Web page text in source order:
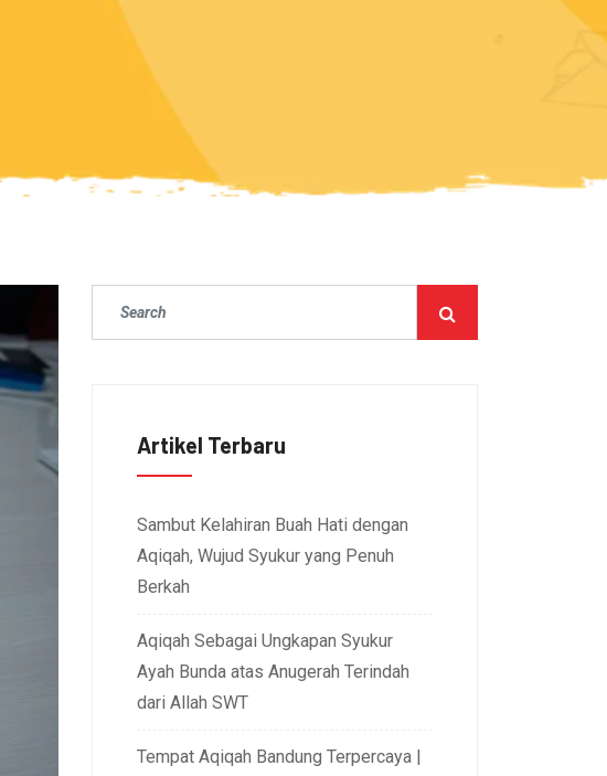
Artikel Terbaru
Sambut Kelahiran Buah Hati dengan
Aqiqah, Wujud Syukur yang Penuh
Berkah
Aqiqah Sebagai Ungkapan Syukur
Ayah Bunda atas Anugerah Terindah
dari Allah SWT
Tempat Aqiqah Bandung Terpercaya |